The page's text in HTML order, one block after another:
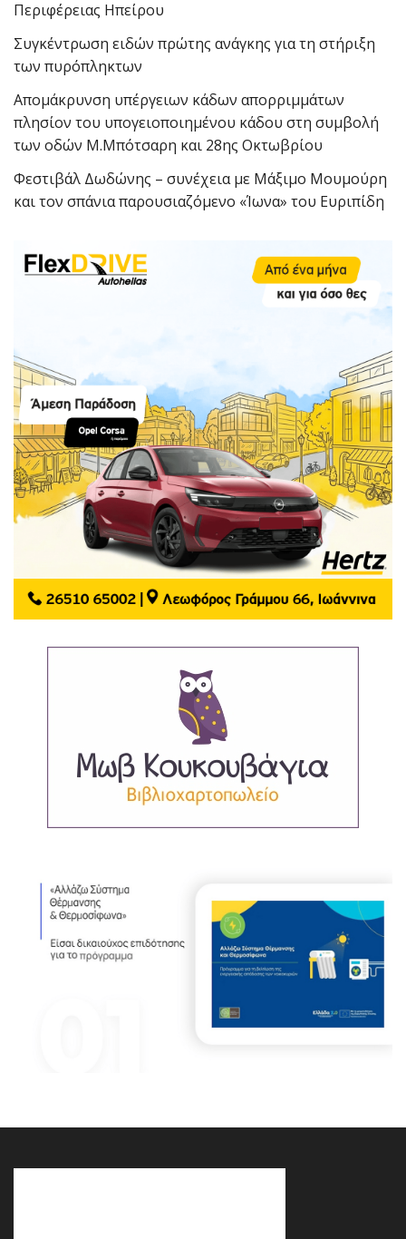
Περιφέρειας Ηπείρου
Συγκέντρωση ειδών πρώτης ανάγκης για τη στήριξη
των πυρόπληκτων
Απομάκρυνση υπέργειων κάδων απορριμμάτων
πλησίον του υπογειοποιημένου κάδου στη συμβολή
των οδών Μ.Μπότσαρη και 28ης Οκτωβρίου
Φεστιβάλ Δωδώνης – συνέχεια με Μάξιμο Μουμούρη
και τον σπάνια παρουσιαζόμενο «Ίωνα» του Ευριπίδη